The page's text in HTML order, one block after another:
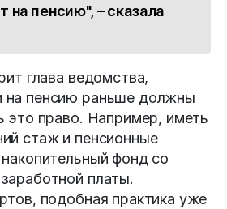
на пенсию", – сказала
глава ведомства,
пенсию раньше должны
это право. Например, иметь
стаж и пенсионные
фонд со
платы.
подобная практика уже